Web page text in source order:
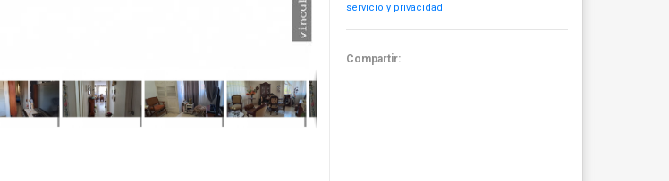
servicio y privacidad
Compartir: